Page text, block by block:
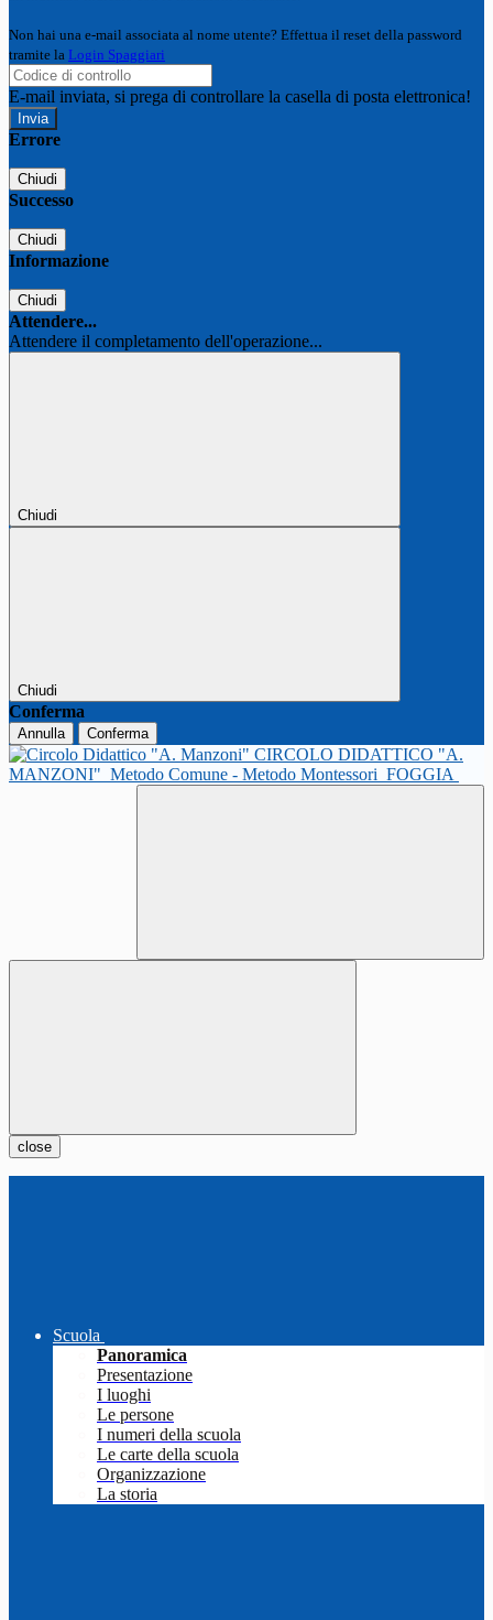
Non hai una e-mail associata al nome utente? Effettua il reset della password
tramite la Login Spaggiari
E-mail inviata, si prega di controllare la casella di posta elettronica!
Errore
Chiudi
Successo
Chiudi
Informazione
Chiudi
Attendere...
Attendere il completamento dell'operazione...
Chiudi
Chiudi
Conferma
Annulla Conferma
CIRCOLO DIDATTICO "A.
MANZONI" Metodo Comune - Metodo Montessori FOGGIA
close
Scuola
Panoramica
Presentazione
I luoghi
Le persone
I numeri della scuola
Le carte della scuola
Organizzazione
La storia